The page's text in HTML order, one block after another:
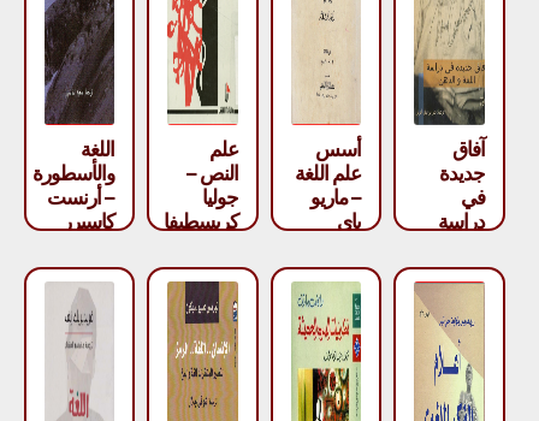
آفاق
جديدة
في
دراسة
والفكر –
تشومسكي
أسس
علم اللغة
– ماريو
باي
علم
النص –
جوليا
كريسطيفا
اللغة
والأسطورة
– أرنست
كاسيرر